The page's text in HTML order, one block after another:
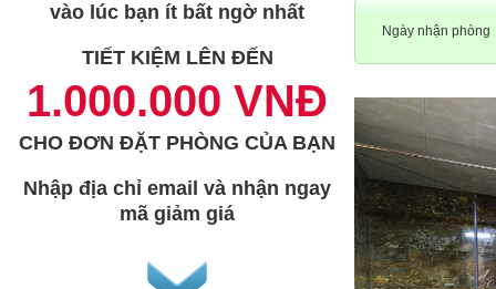
vào lúc bạn ít bất ngờ nhất
TIẾT KIỆM LÊN ĐẾN
1.000.000 VNĐ
CHO ĐƠN ĐẶT PHÒNG CỦA BẠN
Nhập địa chỉ email và nhận ngay
mã giảm giá
Ngày nhận phòng